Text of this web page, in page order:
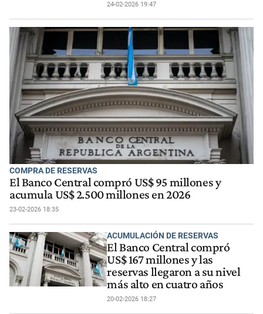
24-02-2026 19:47
COMPRA DE RESERVAS
El Banco Central compró US$ 95 millones y
acumula US$ 2.500 millones en 2026
23-02-2026 18:35
ACUMULACIÓN DE RESERVAS
El Banco Central compró
US$ 167 millones y las
reservas llegaron a su nivel
más alto en cuatro años
20-02-2026 18:27